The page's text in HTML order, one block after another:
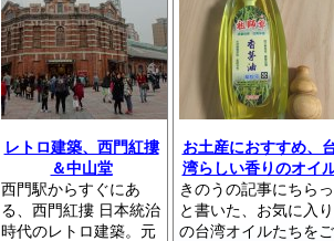
レトロ建築、西門紅摟
＆中山堂
西門駅からすぐにあ
る、西門紅摟 日本統治
時代のレトロ建築。元
お土産におすすめ、
湾らしい香りのオイ
きのうの記事にちらっ
と書いた、お気に入り
の台湾オイルたちをご